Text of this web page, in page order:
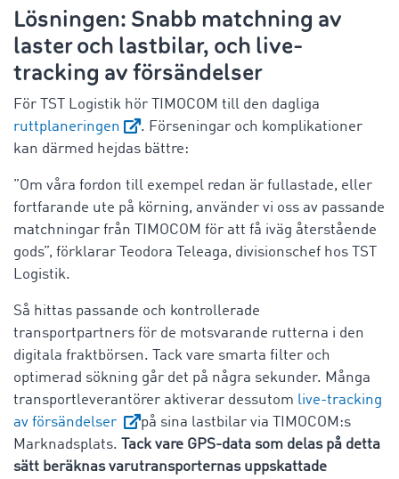
Lösningen: Snabb matchning av
laster och lastbilar, och live-
tracking av försändelser
För TST Logistik hör TIMOCOM till den dagliga
ruttplaneringen
. Förseningar och komplikationer
kan därmed hejdas bättre:
”Om våra fordon till exempel redan är fullastade, eller
fortfarande ute på körning, använder vi oss av passande
matchningar från TIMOCOM för att få iväg återstående
gods”, förklarar Teodora Teleaga, divisionschef hos TST
Logistik.
Så hittas passande och kontrollerade
transportpartners för de motsvarande rutterna i den
digitala fraktbörsen. Tack vare smarta filter och
optimerad sökning går det på några sekunder. Många
transportleverantörer aktiverar dessutom live-tracking
av försändelser
på sina lastbilar via TIMOCOM:s
Marknadsplats.
Tack vare GPS-data som delas på detta
sätt beräknas varutransporternas uppskattade